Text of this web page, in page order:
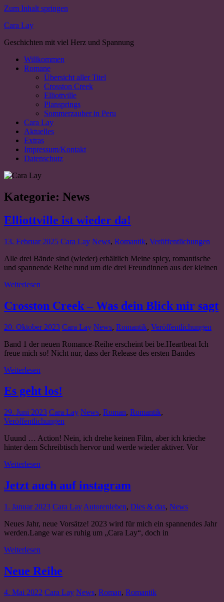
Zum Inhalt springen
Cara Lay
Geschichten mit viel Herz und Spannung
Willkommen
Romane
Übersicht aller Titel
Crosston Creek
Elliottville
Plansprings
Sommerzauber in Peru
Cara Lay
Aktuelles
Extras
Impressum/Kontakt
Datenschutz
Kategorie: News
Elliottville ist wieder da!
13. Februar 2025 Cara Lay News, Romantik, Veröffentlichungen
Alle drei Bände sind (wieder) erhältlich Meine spicy, romantische
und spannende Reihe rund um die drei Freundinnen aus der kleinen
Weiterlesen
Crosston Creek – Was dein Blick mir sagt
20. Oktober 2023 Cara Lay News, Romantik, Veröffentlichungen
Band 1 der neuen Romance-Reihe erscheint bei be.Heartbeat Ich
freue mich so! Nicht nur, dass der Release des ersten Bandes
Weiterlesen
Es geht los!
29. Juni 2023 Cara Lay News, Roman, Romantik,
Veröffentlichungen
Uuund … Action! Nein, ich drehe keinen Film, aber ich krieche
hinter dem Schreibtisch hervor und werde wieder aktiver. Vor
Weiterlesen
Jetzt auch auf instagram
1. Januar 2023 Cara Lay Autorenleben, Dies & das, News
Neues Jahr, neue Vorsätze! 2023 wird für mich ein spannendes Jahr
werden.Lange war es ruhig um „Cara Lay“, doch in
Weiterlesen
Neue Reihe
4. Mai 2022 Cara Lay News, Roman, Romantik